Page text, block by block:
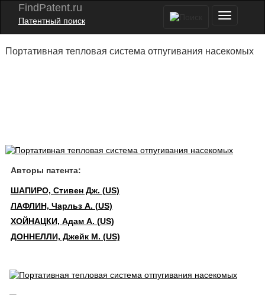
FindPatent.ru
Патентный поиск
Портативная тепловая система отпугивания насекомых
Авторы патента:
ШАПИРО, Стивен Дж. (US)
ЛАФЛИН, Чарльз А. (US)
ХОЙНАЦКИ, Адам А. (US)
ДОННЕЛЛИ, Джейк М. (US)